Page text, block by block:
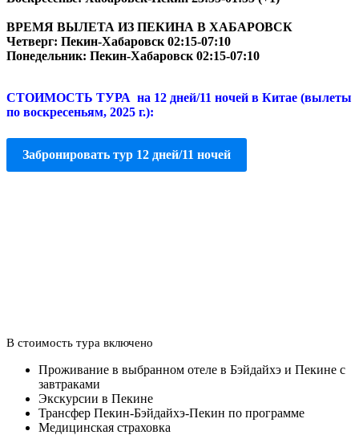
ВРЕМЯ ВЫЛЕТА ИЗ ПЕКИНА В ХАБАРОВСК
Четверг: Пекин-Хабаровск 02:15-07:10
Понедельник: Пекин-Хабаровск 02:15-07:10
СТОИМОСТЬ ТУРА на 12 дней/11 ночей в Китае (вылеты
по воскресеньям, 2025 г.):
Забронировать тур 12 дней/11 ночей
В стоимость тура включено
Проживание в выбранном отеле в Бэйдайхэ и Пекине с
завтраками
Экскурсии в Пекине
Трансфер Пекин-Бэйдайхэ-Пекин по программе
Медицинская страховка